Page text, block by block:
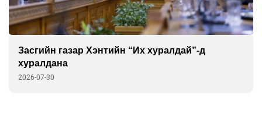
Засгийн газар Хэнтийн “Их хуралдай”-д
хуралдана
2026-07-30